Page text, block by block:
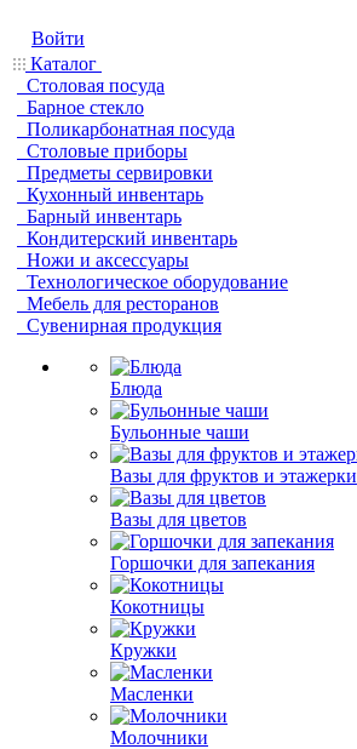
Войти
Каталог
Столовая посуда
Барное стекло
Поликарбонатная посуда
Столовые приборы
Предметы сервировки
Кухонный инвентарь
Барный инвентарь
Кондитерский инвентарь
Ножи и аксессуары
Технологическое оборудование
Мебель для ресторанов
Сувенирная продукция
Блюда
Бульонные чаши
Вазы для фруктов и этажерки
Вазы для цветов
Горшочки для запекания
Кокотницы
Кружки
Масленки
Молочники